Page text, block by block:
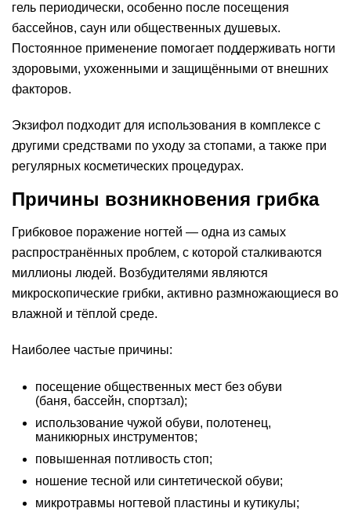
гель периодически, особенно после посещения
бассейнов, саун или общественных душевых.
Постоянное применение помогает поддерживать ногти
здоровыми, ухоженными и защищёнными от внешних
факторов.
Экзифол подходит для использования в комплексе с
другими средствами по уходу за стопами, а также при
регулярных косметических процедурах.
Причины возникновения грибка
Грибковое поражение ногтей — одна из самых
распространённых проблем, с которой сталкиваются
миллионы людей. Возбудителями являются
микроскопические грибки, активно размножающиеся во
влажной и тёплой среде.
Наиболее частые причины:
посещение общественных мест без обуви
(баня, бассейн, спортзал);
использование чужой обуви, полотенец,
маникюрных инструментов;
повышенная потливость стоп;
ношение тесной или синтетической обуви;
микротравмы ногтевой пластины и кутикулы;